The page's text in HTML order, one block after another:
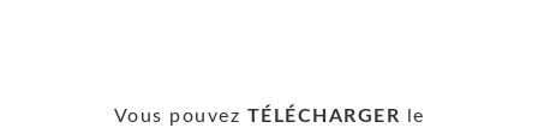
Vous pouvez TÉLÉCHARGER le